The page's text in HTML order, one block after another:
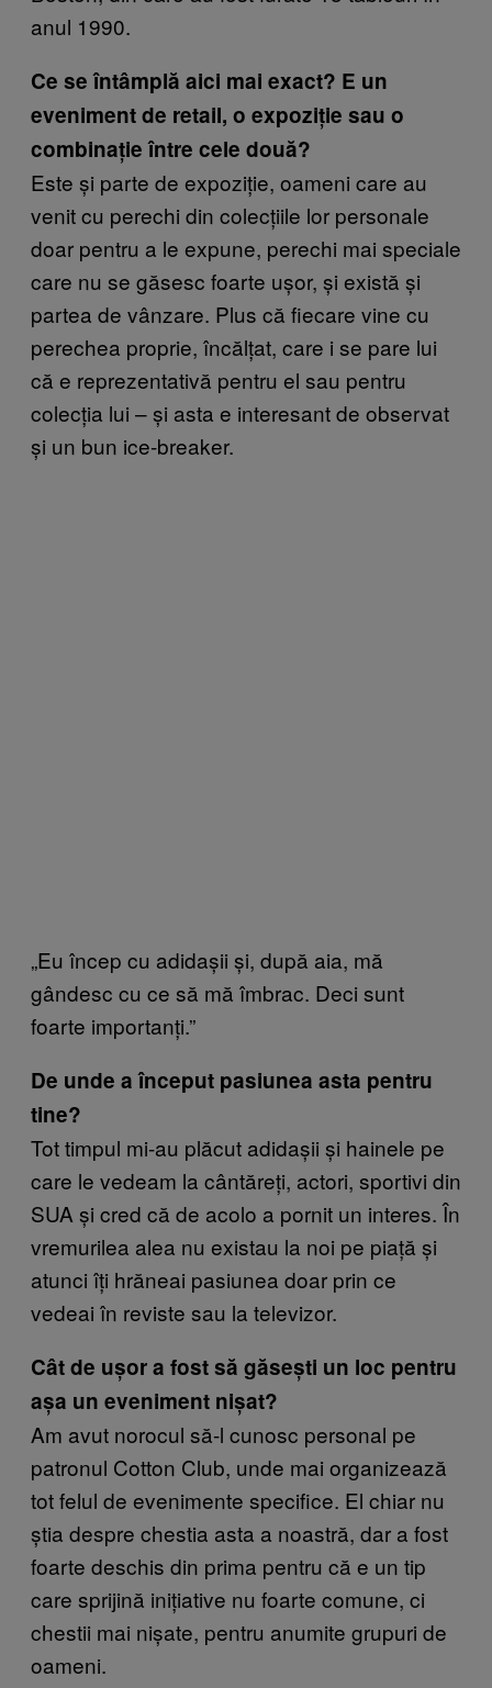
anul 1990.
Ce se întâmplă aici mai exact? E un
eveniment de retail, o expoziție sau o
combinație între cele două?
Este și parte de expoziție, oameni care au
venit cu perechi din colecțiile lor personale
doar pentru a le expune, perechi mai speciale
care nu se găsesc foarte ușor, și există și
partea de vânzare. Plus că fiecare vine cu
perechea proprie, încălțat, care i se pare lui
că e reprezentativă pentru el sau pentru
colecția lui – și asta e interesant de observat
și un bun ice-breaker.
„Eu încep cu adidașii și, după aia, mă
gândesc cu ce să mă îmbrac. Deci sunt
foarte importanți.”
De unde a început pasiunea asta pentru
tine?
Tot timpul mi-au plăcut adidașii și hainele pe
care le vedeam la cântăreți, actori, sportivi din
SUA și cred că de acolo a pornit un interes. În
vremurilea alea nu existau la noi pe piață și
atunci îți hrăneai pasiunea doar prin ce
vedeai în reviste sau la televizor.
Cât de ușor a fost să găsești un loc pentru
așa un eveniment nișat?
Am avut norocul să-l cunosc personal pe
patronul Cotton Club, unde mai organizează
tot felul de evenimente specifice. El chiar nu
știa despre chestia asta a noastră, dar a fost
foarte deschis din prima pentru că e un tip
care sprijină inițiative nu foarte comune, ci
chestii mai nișate, pentru anumite grupuri de
oameni.